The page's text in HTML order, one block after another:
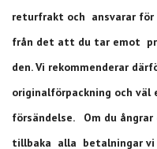
returfrakt och ansvarar för
från det att du tar emot
den. Vi rekommenderar
originalförpackning och väl
försändelse. Om du
tillbaka alla betalningar vi